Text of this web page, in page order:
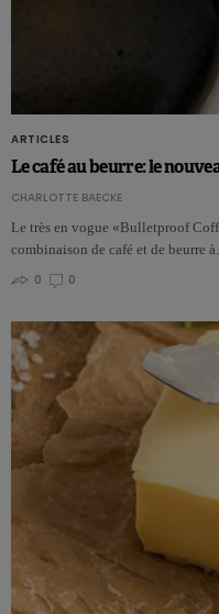
ARTICLES
Le café au beurre: le
CHARLOTTE BAECKE
Le très en vogue «Bulletproof
combinaison de café et de
0
0